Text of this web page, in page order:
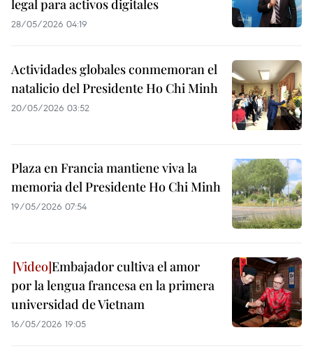
legal para activos digitales
28/05/2026 04:19
Actividades globales conmemoran el
natalicio del Presidente Ho Chi Minh
20/05/2026 03:52
Plaza en Francia mantiene viva la
memoria del Presidente Ho Chi Minh
19/05/2026 07:54
Embajador cultiva el amor
por la lengua francesa en la primera
universidad de Vietnam
16/05/2026 19:05